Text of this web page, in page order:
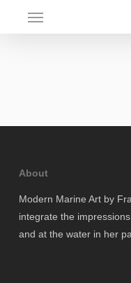
Menu
About
Modern Marine Art by
integrate the
and at the water in her